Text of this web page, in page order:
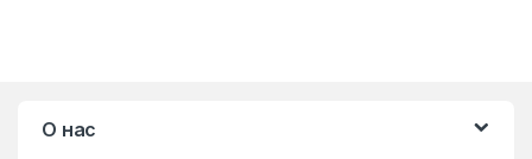
О нас